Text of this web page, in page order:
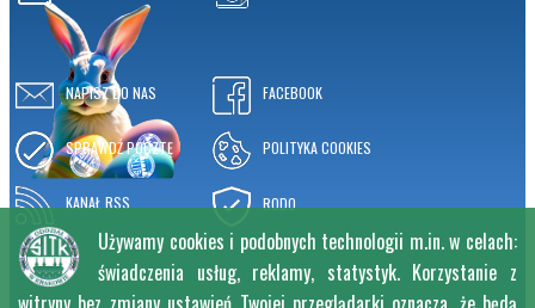
NAPISZ DO NAS
SPRAWDŹ POCZTĘ
KANAŁ RSS
FACEBOOK
POLITYKA COOKIES
RODO
Używamy cookies i podobnych technologii m.in. w celach:
świadczenia usług, reklamy, statystyk. Korzystanie z